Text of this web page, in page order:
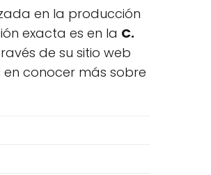
en la producción
exacta es en la C.
de su sitio web
conocer más sobre